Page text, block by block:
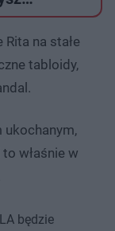
na stałe
tabloidy,
ukochanym,
właśnie w
będzie